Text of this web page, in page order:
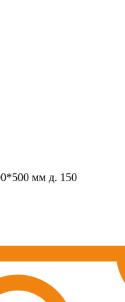
мм д. 150